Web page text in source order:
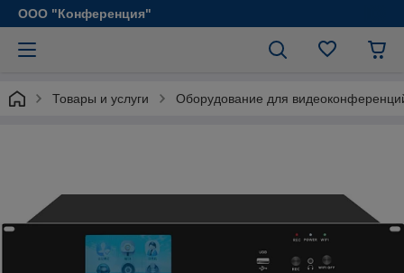
ООО "Конференция"
Товары и услуги Оборудование для